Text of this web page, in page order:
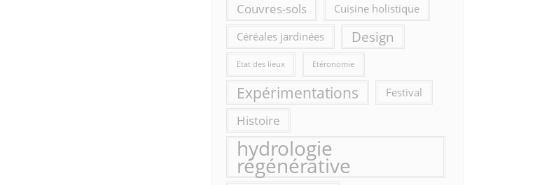
Couvres-sols
Cuisine holistique
Céréales jardinées
Design
Etat des lieux Etéronomie
Expérimentations Festival
Histoire
hydrologie
régénérative